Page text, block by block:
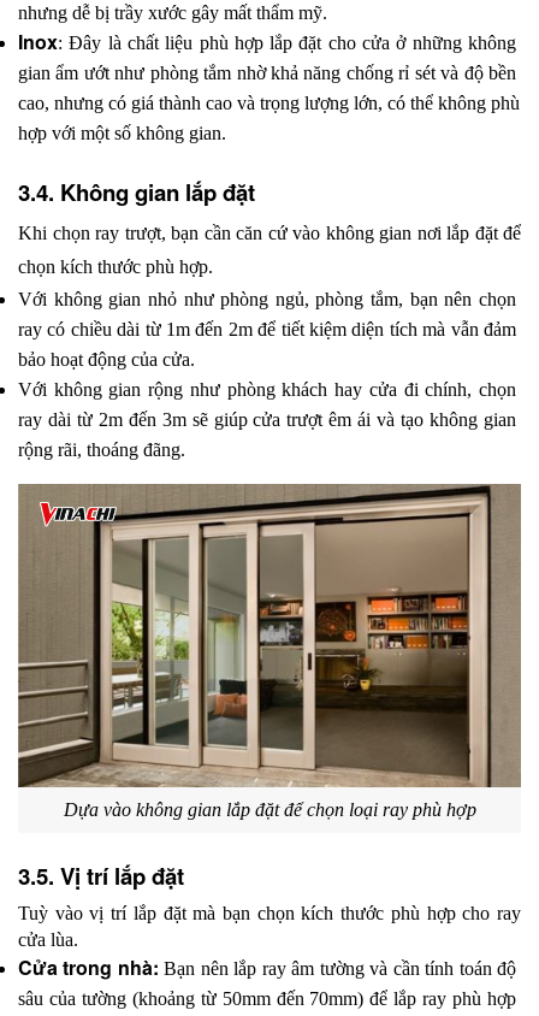
nhưng dễ bị trầy xước gây mất thẩm mỹ.
Inox: Đây là chất liệu phù hợp lắp đặt cho cửa ở những không
gian ẩm ướt như phòng tắm nhờ khả năng chống rỉ sét và độ bền
cao, nhưng có giá thành cao và trọng lượng lớn, có thể không phù
hợp với một số không gian.
3.4. Không gian lắp đặt
Khi chọn ray trượt, bạn cần căn cứ vào không gian nơi lắp đặt để
chọn kích thước phù hợp.
Với không gian nhỏ như phòng ngủ, phòng tắm, bạn nên chọn
ray có chiều dài từ 1m đến 2m để tiết kiệm diện tích mà vẫn đảm
bảo hoạt động của cửa.
Với không gian rộng như phòng khách hay cửa đi chính, chọn
ray dài từ 2m đến 3m sẽ giúp cửa trượt êm ái và tạo không gian
rộng rãi, thoáng đãng.
Dựa vào không gian lắp đặt để chọn loại ray phù hợp
3.5. Vị trí lắp đặt
Tuỳ vào vị trí lắp đặt mà bạn chọn kích thước phù hợp cho ray
cửa lùa.
Cửa trong nhà: Bạn nên lắp ray âm tường và cần tính toán độ
sâu của tường (khoảng từ 50mm đến 70mm) để lắp ray phù hợp